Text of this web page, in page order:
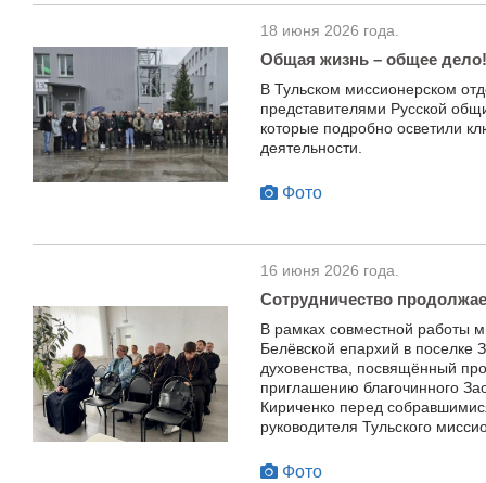
18 июня 2026 года.
Общая жизнь – общее дело!
В Тульском миссионерском
представителями Русской
которые подробно осветили
деятельности.
Фото
16 июня 2026 года.
Сотрудничество
В рамках совместной работы
Белёвской епархий в поселке
духовенства, посвящённый
приглашению благочинного
Кириченко перед
руководителя Тульского
Фото